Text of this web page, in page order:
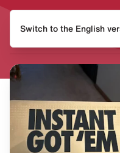
MVMNT
Switch to the English